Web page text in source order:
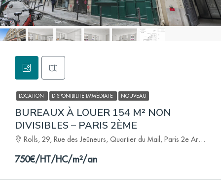
LOCATION DISPONIBILITÉ IMMÉDIATE NOUVEAU
BUREAUX À LOUER 154 M² NON
DIVISIBLES – PARIS 2ÈME
Rolls, 29, Rue des Jeûneurs, Quartier du Mail, Paris 2e Arrondissement, Paris, Île-de-France, France métropolitaine, 75002, France
750€/HT/HC/m²/an